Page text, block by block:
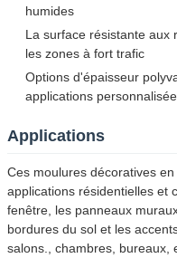
humides
La surface résistante aux
les zones à fort trafic
Options d'épaisseur
applications
Applications
Ces moulures décoratives
applications résidentielles et
fenêtre, les panneaux
bordures du sol et les
salons., chambres, bureaux,